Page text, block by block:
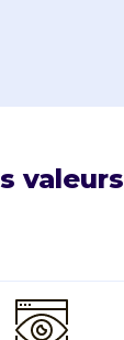
valeurs